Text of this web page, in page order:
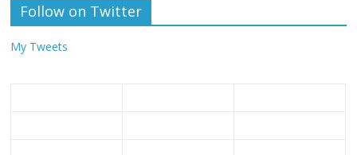
Follow on Twitter
My Tweets